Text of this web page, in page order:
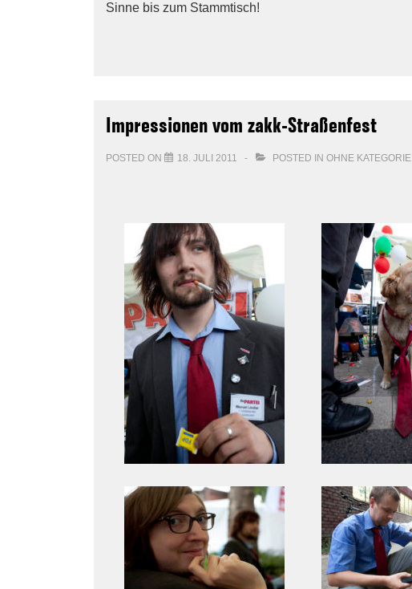
Sinne bis zum Stammtisch!
Impressionen vom zakk-Straßenfest
POSTED ON 18. JULI 2011 POSTED IN OHNE KATEGORIE